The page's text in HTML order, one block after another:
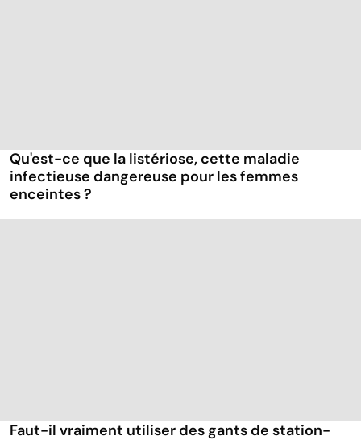
Qu'est-ce que la listériose, cette maladie
infectieuse dangereuse pour les femmes
enceintes ?
Faut-il vraiment utiliser des gants de station-